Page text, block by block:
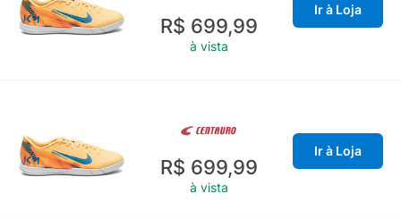
R$ 699,99
à vista
Ir à Loja
R$ 699,99
à vista
Ir à Loja